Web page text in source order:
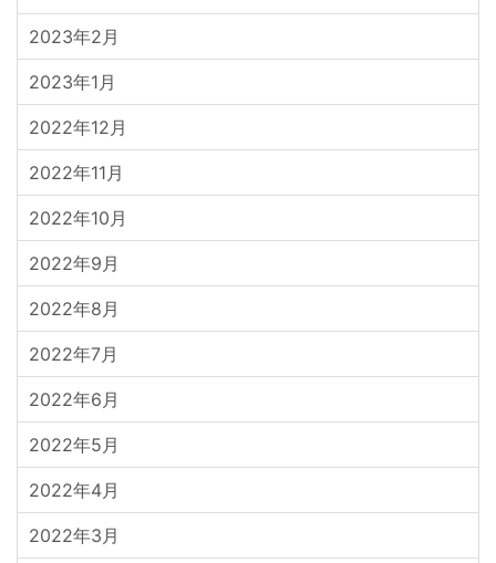
2023年2月
2023年1月
2022年12月
2022年11月
2022年10月
2022年9月
2022年8月
2022年7月
2022年6月
2022年5月
2022年4月
2022年3月